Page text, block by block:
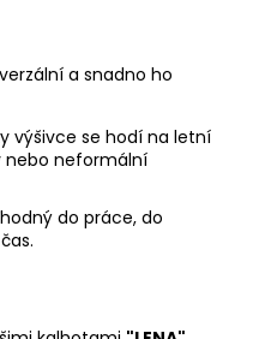
a snadno ho
výšivce se hodí na letní
nebo neformální
do práce, do